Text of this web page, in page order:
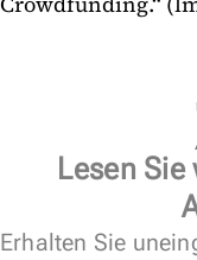
Lesen Sie
Erhalten Sie